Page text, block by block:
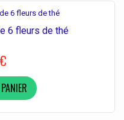
6 fleurs de thé